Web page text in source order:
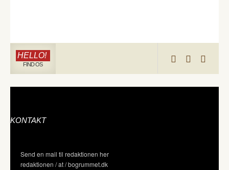
HELLO!
FIND OS
KONTAKT
Send en mail til redaktionen her
redaktionen / at / bogrummet.dk